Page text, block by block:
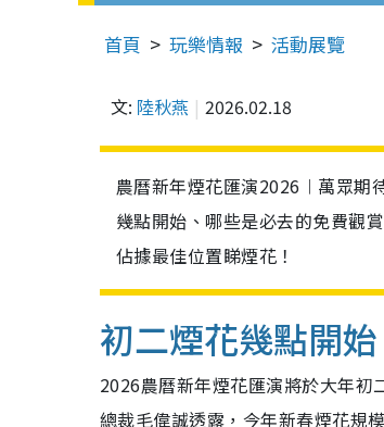
首頁 玩樂情報 活動展覽
文: 陸秋燕 2026.02.18
農曆新年煙花匯演2026︱萬眾期
幾點開始、哪些是必去的免費觀
佔據最佳位置睇煙花！
初二煙花幾點開始
2026農曆新年煙花匯演將於大年
總裁毛偉誠透露，今年新春煙花規